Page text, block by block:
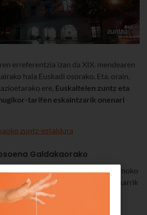
erreferentzia izan da XIX. mendearen
hala Euskadi osorako. Eta, orain,
ere, Euskaltelen zuntz eta
tarifen eskaintzarik onenari
zuntz-estaldura
Galdakaorako
erantsi diegu 10Gb-erainoko
deskodetzaileari
ek bakarrik
ezin hobe bat proposatzeko.